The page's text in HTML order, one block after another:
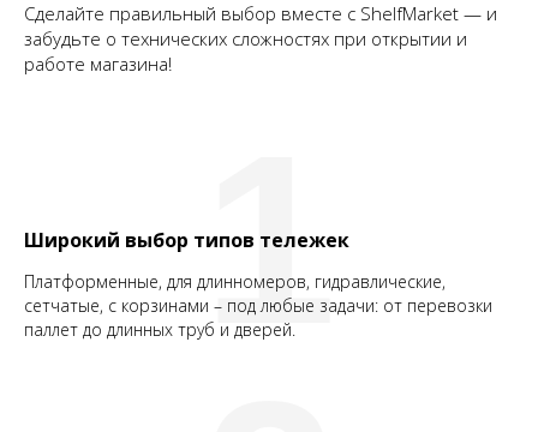
Сделайте правильный выбор вместе с ShelfMarket — и
забудьте о технических сложностях при открытии и
работе магазина!
Широкий выбор типов тележек
Платформенные, для длинномеров, гидравлические,
сетчатые, с корзинами – под любые задачи: от перевозки
паллет до длинных труб и дверей.
1